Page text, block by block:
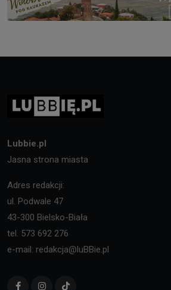
Lubbie.pl
Jasna strona miasta
Adres redakcji:
ul. Podwale 47
43-300 Bielsko-Biała
tel. 573 692 276
e-mail: redakcja@luBBie.pl